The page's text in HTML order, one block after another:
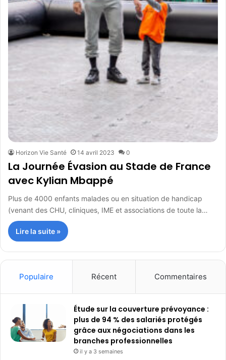
Horizon Vie Santé 14 avril 2023 0
La Journée Évasion au Stade de France
avec Kylian Mbappé
Plus de 4000 enfants malades ou en situation de handicap
(venant des CHU, cliniques, IME et associations de toute la…
Lire la suite »
Populaire Récent Commentaires
Étude sur la couverture prévoyance :
plus de 94 % des salariés protégés
grâce aux négociations dans les
branches professionnelles
il y a 3 semaines